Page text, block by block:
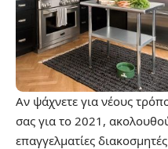
Αν ψάχνετε για νέους
σας για το 2021,
επαγγελματίες